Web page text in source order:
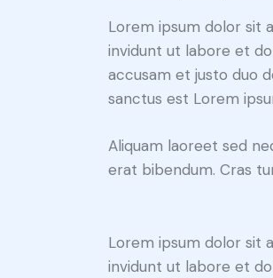
Lorem ipsum dolor sit
invidunt ut labore et
accusam et justo duo
sanctus est Lorem
Aliquam laoreet sed
erat bibendum. Cras
Lorem ipsum dolor sit
invidunt ut labore et